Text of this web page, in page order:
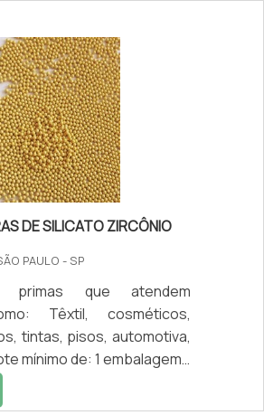
piso, garantindo-se maior
e evitando-se os danos
é utilizado em qualquer
a estoque de produtos,
- Indústrias; - Comérc.
DE SILICATO ZIRCÔNIO
PAULO - SP
primas que atendem
Têxtil, cosméticos,
tintas, pisos, automotiva,
mínimo de: 1 embalagem -
esferas de silicato zircônio,
o melhor produto